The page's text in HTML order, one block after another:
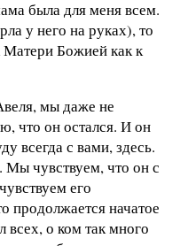
была для меня всем.
у него на руках), то
Божией как к
мы даже не
что он остался. И он
всегда с вами, здесь.
Мы чувствуем, что он с
его
продолжается начатое
всех, о ком так много